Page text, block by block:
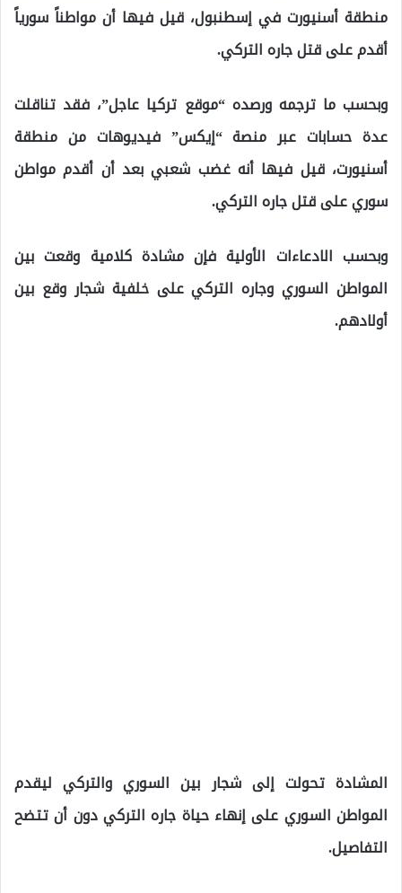
منطقة أسنيورت في إسطنبول، قيل فيها أن مواطناً سورياً
أقدم على قتل جاره التركي.
وبحسب ما ترجمه ورصده “موقع تركيا عاجل”، فقد تناقلت
عدة حسابات عبر منصة “إيكس” فيديوهات من منطقة
أسنيورت، قيل فيها أنه غضب شعبي بعد أن أقدم مواطن
سوري على قتل جاره التركي.
وبحسب الادعاءات الأولية فإن مشادة كلامية وقعت بين
المواطن السوري وجاره التركي على خلفية شجار وقع بين
أولادهم.
المشادة تحولت إلى شجار بين السوري والتركي ليقدم
المواطن السوري على إنهاء حياة جاره التركي دون أن تتضح
التفاصيل.